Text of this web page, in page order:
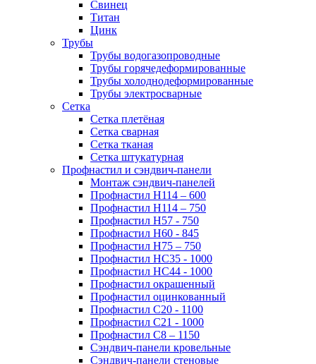
Свинец
Титан
Цинк
Трубы
Трубы водогазопроводные
Трубы горячедеформированные
Трубы холоднодеформированные
Трубы электросварные
Сетка
Сетка плетёная
Сетка сварная
Сетка тканая
Сетка штукатурная
Профнастил и сэндвич-панели
Монтаж сэндвич-панелей
Профнастил Н114 – 600
Профнастил Н114 – 750
Профнастил Н57 - 750
Профнастил Н60 - 845
Профнастил Н75 – 750
Профнастил НС35 - 1000
Профнастил НС44 - 1000
Профнастил окрашенный
Профнастил оцинкованный
Профнастил С20 - 1100
Профнастил С21 - 1000
Профнастил С8 – 1150
Сэндвич-панели кровельные
Сэндвич-панели стеновые